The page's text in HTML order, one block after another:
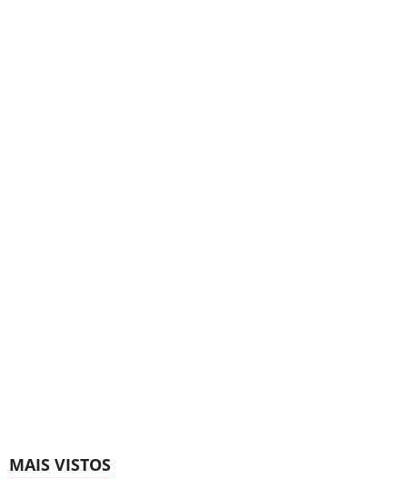
MAIS VISTOS